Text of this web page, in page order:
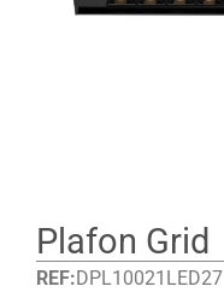
Plafon Grid
REF: DPL10021LED27